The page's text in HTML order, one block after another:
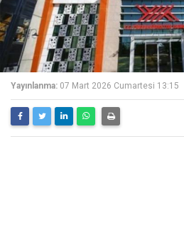
Yayınlanma: 07 Mart 2026 Cumartesi 13:15